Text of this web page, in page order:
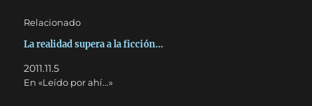
Relacionado
La realidad supera a la ficción…
2011.11.5
En «Leído por ahí...»